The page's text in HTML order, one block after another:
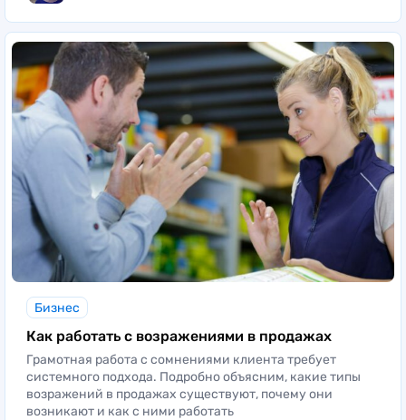
Бизнес
Как работать с возражениями в продажах
Грамотная работа с сомнениями клиента требует
системного подхода. Подробно объясним, какие типы
возражений в продажах существуют, почему они
возникают и как с ними работать